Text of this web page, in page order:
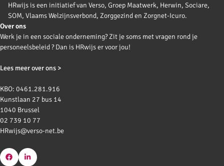
HRwijs is een initiatief van Verso, Groep Maatwerk, Herwin, Sociare,
SOM, Vlaams Welzijnsverbond, Zorggezind en Zorgnet-Icuro.
Over ons
Werk je in een sociale onderneming? Zit je soms met vragen rond je
personeelsbeleid ? Dan is HRwijs er voor jou!
Lees meer over ons >
KBO: 0461.281.916
Kunstlaan 27 bus 14
1040 Brussel
02 739 10 77
HRwijs@verso-net.be